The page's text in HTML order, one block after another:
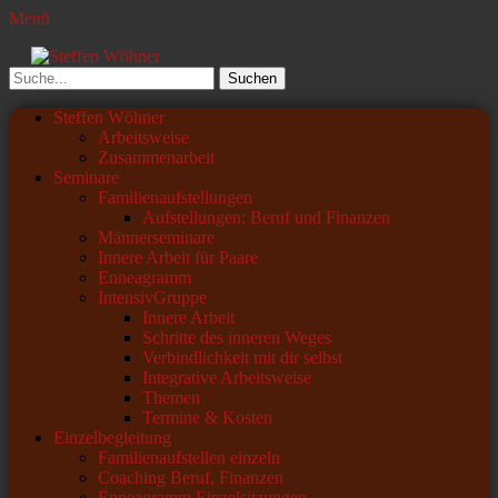
Menü
Steffen Wöhner
Lehrer und Seminarleiter
Suchen
nach:
Primäres
Zum
Steffen Wöhner
Arbeitsweise
Zusammenarbeit
Seminare
Familienaufstellungen
Aufstellungen: Beruf und Finanzen
Männerseminare
Innere Arbeit für Paare
Enneagramm
IntensivGruppe
Innere Arbeit
Schritte des inneren Weges
Verbindlichkeit mit dir selbst
Integrative Arbeitsweise
Themen
Termine & Kosten
Einzelbegleitung
Familienaufstellen einzeln
Coaching Beruf, Finanzen